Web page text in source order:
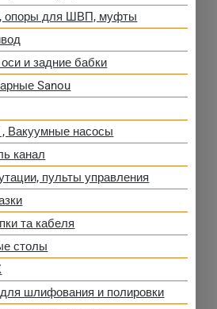
опоры для ШВП, муфты
и задние бабки
Sanou
Вакуумные насосы
канал
пульты управления
та кабеля
столы
шлифования и полировки